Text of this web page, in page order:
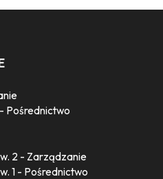
Pośrednictwo
2 - Zarządzanie
1 - Pośrednictwo